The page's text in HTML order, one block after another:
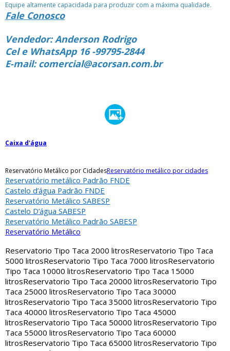
Equipe altamente capacidada para produzir com a máxima qualidade.
Fale Conosco
Vendedor: Anderson Rodrigo
Cel e WhatsApp 16 -99795-2844
E-mail: comercial@acorsan.com.br
Caixa d'água
Reservatório Metálico por CidadesReservatório metálico por cidades
Reservatório metálico Padrão FNDE
Castelo d’água Padrão FNDE
Reservatório Metálico SABESP
Castelo D’água SABESP
Reservatório Metálico Padrão SABESP
Reservatório Metálico
Reservatorio Tipo Taca 2000 litrosReservatorio Tipo Taca
5000 litrosReservatorio Tipo Taca 7000 litrosReservatorio
Tipo Taca 10000 litrosReservatorio Tipo Taca 15000
litrosReservatorio Tipo Taca 20000 litrosReservatorio Tipo
Taca 25000 litrosReservatorio Tipo Taca 30000
litrosReservatorio Tipo Taca 35000 litrosReservatorio Tipo
Taca 40000 litrosReservatorio Tipo Taca 45000
litrosReservatorio Tipo Taca 50000 litrosReservatorio Tipo
Taca 55000 litrosReservatorio Tipo Taca 60000
litrosReservatorio Tipo Taca 65000 litrosReservatorio Tipo